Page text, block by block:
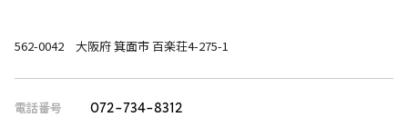
562-0042 大阪府 箕面市 百楽荘4-275-1
電話番号 072-734-8312